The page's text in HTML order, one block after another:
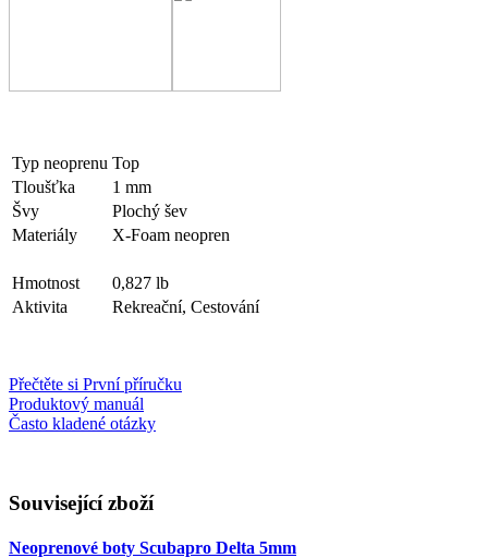
Typ neoprenu Top
Tloušťka
1 mm
Švy
Plochý šev
Materiály
X-Foam neopren
Hmotnost
0,827 lb
Aktivita
Rekreační, Cestování
Přečtěte si První příručku
Produktový manuál
Často kladené otázky
Související zboží
Neoprenové boty Scubapro Delta 5mm